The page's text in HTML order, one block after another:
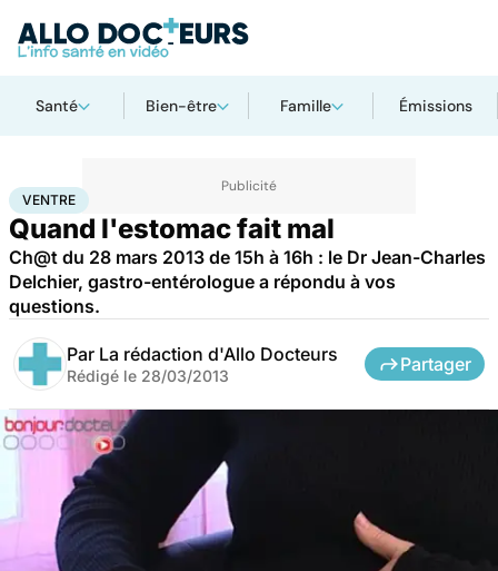
Santé Bien-être Famille Émissions
AccueilSanté
VENTRE
Quand l'estomac fait mal
Ch@t du 28 mars 2013 de 15h à 16h : le Dr Jean-Charles
Delchier, gastro-entérologue a répondu à vos
questions.
Par La rédaction d'Allo Docteurs
Rédigé le 28/03/2013
Partager